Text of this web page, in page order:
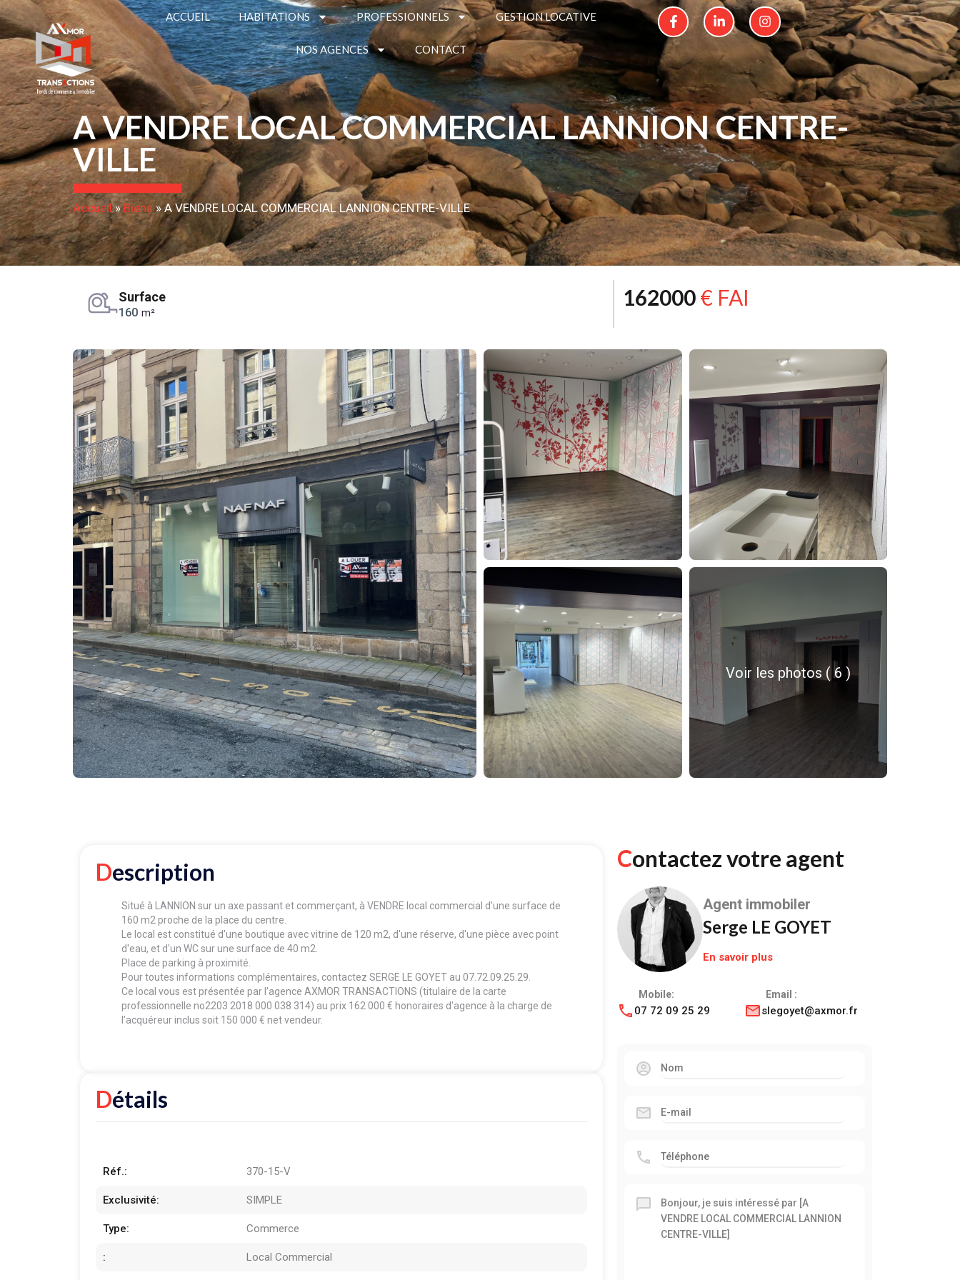
ACCUEIL HABITATIONS PROFESSIONNELS GESTION LOCATIVE
NOS AGENCES CONTACT
A VENDRE LOCAL COMMERCIAL LANNION CENTRE-
VILLE
Accueil»Biens»A VENDRE LOCAL COMMERCIAL LANNION CENTRE-VILLE
Surface
160 m²
162000€ FAI
Voir les photos ( 6 )
Description
Situé à LANNION sur un axe passant et commerçant, à VENDRE local commercial d'une surface de
160 m2 proche de la place du centre.
Le local est constitué d'une boutique avec vitrine de 120 m2, d'une réserve, d'une pièce avec point
d'eau, et d'un WC sur une surface de 40 m2.
Place de parking à proximité.
Pour toutes informations complémentaires, contactez SERGE LE GOYET au 07.72.09.25.29.
Ce local vous est présentée par l'agence AXMOR TRANSACTIONS (titulaire de la carte
professionnelle no2203 2018 000 038 314) au prix 162 000 € honoraires d'agence à la charge de
l’acquéreur inclus soit 150 000 € net vendeur.
Détails
Réf.: 370-15-V
Exclusivité: SIMPLE
Type: Commerce
: Local Commercial
Contactez votre agent
Agent immobiler
Serge LE GOYET
En savoir plus
Mobile:
07 72 09 25 29
Email :
slegoyet@axmor.fr